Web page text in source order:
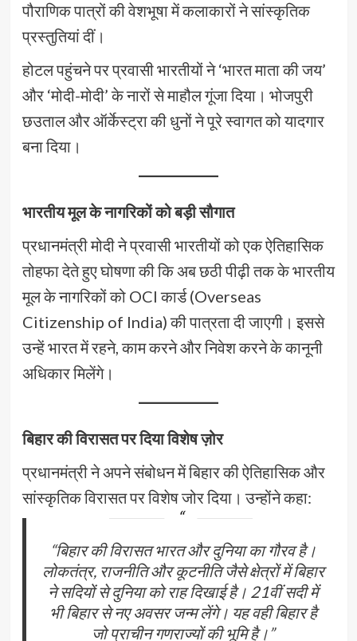
पौराणिक पात्रों की वेशभूषा में कलाकारों ने सांस्कृतिक
प्रस्तुतियां दीं।
होटल पहुंचने पर प्रवासी भारतीयों ने ‘भारत माता की जय’
और ‘मोदी-मोदी’ के नारों से माहौल गूंजा दिया। भोजपुरी
छउताल और ऑर्केस्ट्रा की धुनों ने पूरे स्वागत को यादगार
बना दिया।
भारतीय मूल के नागरिकों को बड़ी सौगात
प्रधानमंत्री मोदी ने प्रवासी भारतीयों को एक ऐतिहासिक
तोहफा देते हुए घोषणा की कि अब छठी पीढ़ी तक के भारतीय
मूल के नागरिकों को OCI कार्ड (Overseas
Citizenship of India) की पात्रता दी जाएगी। इससे
उन्हें भारत में रहने, काम करने और निवेश करने के कानूनी
अधिकार मिलेंगे।
बिहार की विरासत पर दिया विशेष ज़ोर
प्रधानमंत्री ने अपने संबोधन में बिहार की ऐतिहासिक और
सांस्कृतिक विरासत पर विशेष जोर दिया। उन्होंने कहा:
“बिहार की विरासत भारत और दुनिया का गौरव है।
लोकतंत्र, राजनीति और कूटनीति जैसे क्षेत्रों में बिहार
ने सदियों से दुनिया को राह दिखाई है। 21वीं सदी में
भी बिहार से नए अवसर जन्म लेंगे। यह वही बिहार है
जो प्राचीन गणराज्यों की भूमि है।”